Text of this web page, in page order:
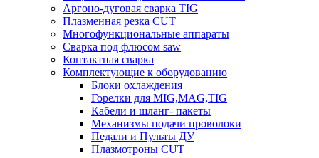
Аргоно-дуговая сварка TIG
Плазменная резка CUT
Многофункциональные аппараты
Сварка под флюсом saw
Контактная сварка
Комплектующие к оборудованию
Блоки охлаждения
Горелки для MIG,MAG,TIG
Кабели и шланг- пакеты
Механизмы подачи проволоки
Педали и Пульты ДУ
Плазмотроны CUT